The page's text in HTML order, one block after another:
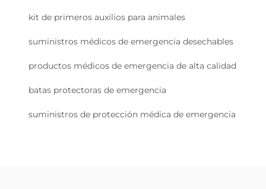
kit de primeros auxilios para animales
suministros médicos de emergencia desechables
productos médicos de emergencia de alta calidad
batas protectoras de emergencia
suministros de protección médica de emergencia